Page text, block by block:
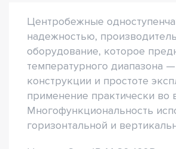
Центробежные
надежностью,
оборудование, которое
температурного диапазона
конструкции и простоте
применение практически во
Многофункциональность
горизонтальной и